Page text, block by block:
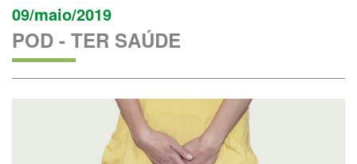
09/maio/2019
POD - TER SAÚDE